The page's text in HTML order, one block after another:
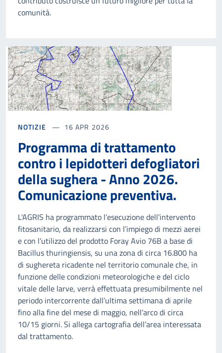
comunità.
NOTIZIE 16 APR 2026
Programma di trattamento
contro i lepidotteri defogliatori
della sughera - Anno 2026.
Comunicazione preventiva.
L'AGRIS ha programmato l’esecuzione dell’intervento
fitosanitario, da realizzarsi con l’impiego di mezzi aerei
e con l’utilizzo del prodotto Foray Avio 76B a base di
Bacillus thuringiensis, su una zona di circa 16.800 ha
di sughereta ricadente nel territorio comunale che, in
funzione delle condizioni meteorologiche e del ciclo
vitale delle larve, verrà effettuata presumibilmente nel
periodo intercorrente dall’ultima settimana di aprile
fino alla fine del mese di maggio, nell’arco di circa
10/15 giorni. Si allega cartografia dell’area interessata
dal trattamento.